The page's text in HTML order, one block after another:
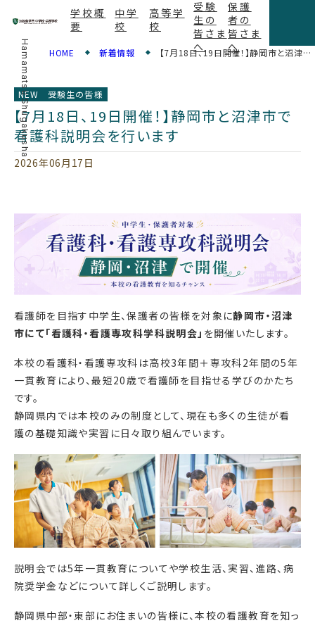
学校概
要
中学
校
高等学
校
受験
生の
皆さま
へ
保護
者の
皆さま
へ
Hamamatsu Shugakusha HOME 新着情報 【7月18日、19日開催！】静岡市と沼津市で看護科説明会を行います
NEW 受験生の皆様
【7月18日、19日開催！】静岡市と沼津市で
看護科説明会を行います
2026年06月17日
看護師を目指す中学生、保護者の皆様を対象に静岡市・沼津
市にて「看護科・看護専攻科学科説明会」 を開催いたします。
本校の看護科・看護専攻科は高校3年間＋専攻科2年間の5年
一貫教育により、最短20歳で看護師を目指せる学びのかたち
です。
静岡県内では本校のみの制度として、現在も多くの生徒が看
護の基礎知識や実習に日々取り組んでいます。
説明会では5年一貫教育についてや学校生活、実習、進路、病
院奨学金などについて詳しくご説明します。
静岡県中部・東部にお住まいの皆様に、本校の看護教育を知っ